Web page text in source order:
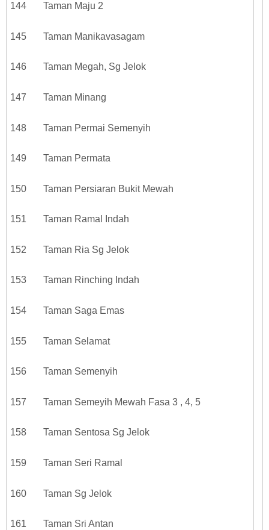
144 Taman Maju 2
145 Taman Manikavasagam
146 Taman Megah, Sg Jelok
147 Taman Minang
148 Taman Permai Semenyih
149 Taman Permata
150 Taman Persiaran Bukit Mewah
151 Taman Ramal Indah
152 Taman Ria Sg Jelok
153 Taman Rinching Indah
154 Taman Saga Emas
155 Taman Selamat
156 Taman Semenyih
157 Taman Semeyih Mewah Fasa 3 , 4, 5
158 Taman Sentosa Sg Jelok
159 Taman Seri Ramal
160 Taman Sg Jelok
161 Taman Sri Antan